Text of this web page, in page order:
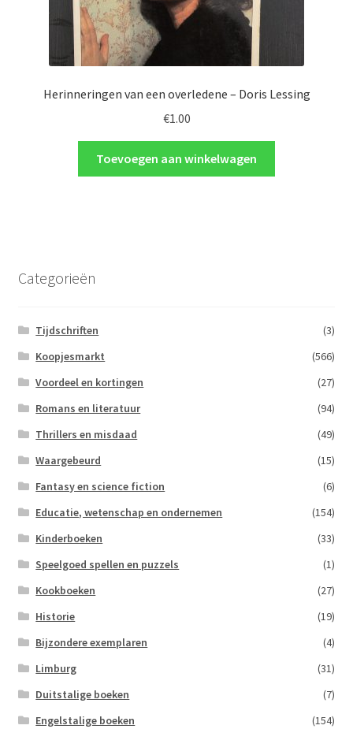
Herinneringen van een overledene – Doris Lessing
€1.00
Toevoegen aan winkelwagen
Categorieën
Tijdschriften
(3)
Koopjesmarkt
(566)
Voordeel en kortingen
(27)
Romans en literatuur
(94)
Thrillers en misdaad
(49)
Waargebeurd
(15)
Fantasy en science fiction
(6)
Educatie, wetenschap en ondernemen
(154)
Kinderboeken
(33)
Speelgoed spellen en puzzels
(1)
Kookboeken
(27)
Historie
(19)
Bijzondere exemplaren
(4)
Limburg
(31)
Duitstalige boeken
(7)
Engelstalige boeken
(154)